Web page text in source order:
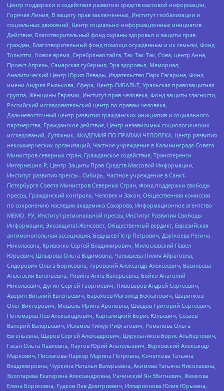
Центр поддержки и содействия развитию средств массовой информации,
Горячая Линия, В защиту прав заключенных, Институт глобализации и
социальных движений, Центр социально-информационных инициатив
Действие, Благотворительный фонд охраны здоровья и защиты прав
граждан, Благотворительный фонд помощи осужденным и их семьям, Фонд
Тольятти, Новое время, Серебряная тайга, Так-Так-Так, Сова, центр Анна,
Проект Апрель, Самарская губерния, Эра здоровья, Мемориал,
Аналитический Центр Юрия Левады, Издательство Парк Гагарина, Фонд
имени Андрея Рылькова, Сфера, Центр СИБАЛЬТ, Уральская правозащитная
группа, Женщины Евразии, Институт прав человека, Фонд защиты гласности,
Российский исследовательский центр по правам человека,
Дальневосточный центр развития гражданских инициатив и социального
партнерства, Гражданское действие, Центр независимых социологических
исследований, Сутяжник, АКАДЕМИЯ ПО ПРАВАМ ЧЕЛОВЕКА, Центр развития
некоммерческих организаций, Частное учреждение в Калининграде Совета
Министров северных стран, Гражданское содействие, Трансперенси
Интернешнл-Р, Центр Защиты Прав Средств Массовой Информации,
Институт развития прессы - Сибирь, Частное учреждение в Санкт-
Петербурге Совета Министров Северных Стран, Фонд поддержки свободы
прессы, Гражданский контроль, Человек и Закон, Общественная комиссия
по сохранению наследия академика Сахарова, Информационное агентство
МЕМО. РУ, Институт региональной прессы, Институт Развития Свободы
Информации, Экозащита!-Женсовет, Общественный вердикт, Евразийская
антимонопольная ассоциация, Бедушев Петр Петрович, Дзугкоева Регина
Николаевна, Кривенко Сергей Владимирович, Милославский Павел
Юрьевич, Шнырова Ольга Вадимовна, Чанышева Лилия Айратовна,
Сидорович Ольга Борисовна, Туровский Александр Алексеевич, Васильева
Анастасия Евгеньевна, Ривина Анна Валерьевна, Бойко Анатолий
Николаевич, Дугин Сергей Георгиевич, Пивоваров Андрей Сергеевич,
Аверин Виталий Евгеньевич, Барахоев Магомед Бекханович, Шарипков
Олег Викторович, Мошель Ирина Ароновна, Шведов Григорий Сергеевич,
Пономарев Лев Александрович, Каргалицкий Борис Юльевич, Созаев
Валерий Валерьевич, Исламов Тимур Рифгатович, Романова Ольга
Евгеньевна, Щаров Сергей Алексадрович, Цирульников Борис Альбертович,
Гасан Ольга Павловна, Паутов Юрий Анатольевич, Верховский Александр
Маркович, Пислакова-Паркер Марина Петровна, Кочеткова Татьяна
Владимировна, Чуркина Наталья Валерьевна, Акимова Татьяна Николаевна,
Золотарева Екатерина Александровна, Рачинский Ян Збигневич, Жемкова
Елена Борисовна, Гудков Лев Дмитриевич, Илларионова Юлия Юрьевна,